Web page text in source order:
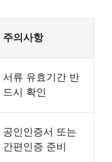
주의사항
서류 유효기간 반
드시 확인
공인인증서 또는
간편인증 준비